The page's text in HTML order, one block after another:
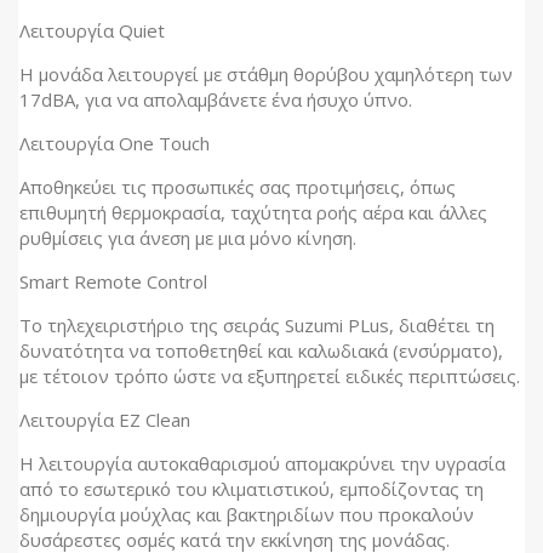
Λειτουργία Quiet
Η μονάδα λειτουργεί με στάθμη θορύβου χαμηλότερη των
17dBA, για να απολαμβάνετε ένα ήσυχο ύπνο.
Λειτουργία One Touch
Αποθηκεύει τις προσωπικές σας προτιμήσεις, όπως
επιθυμητή θερμοκρασία, ταχύτητα ροής αέρα και άλλες
ρυθμίσεις για άνεση με μια μόνο κίνηση.
Smart Remote Control
Το τηλεχειριστήριο της σειράς Suzumi PLus, διαθέτει τη
δυνατότητα να τοποθετηθεί και καλωδιακά (ενσύρματο),
με τέτοιον τρόπο ώστε να εξυπηρετεί ειδικές περιπτώσεις.
Λειτουργία EZ Clean
Η λειτουργία αυτοκαθαρισμού απομακρύνει την υγρασία
από το εσωτερικό του κλιματιστικού, εμποδίζοντας τη
δημιουργία μούχλας και βακτηριδίων που προκαλούν
δυσάρεστες οσμές κατά την εκκίνηση της μονάδας.